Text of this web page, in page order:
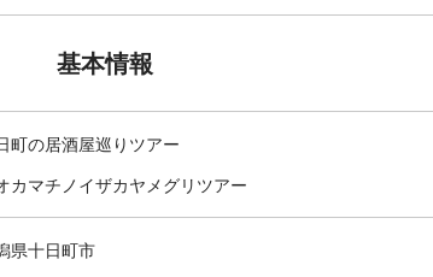
基本情報
町の居酒屋巡りツアー
カマチノイザカヤメグリツアー
県十日町市